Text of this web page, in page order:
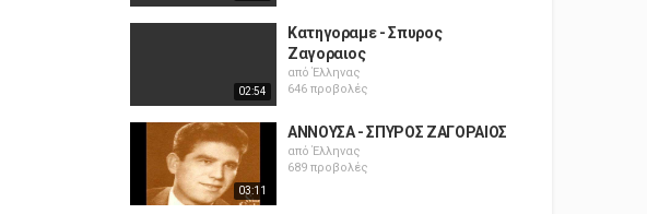
02:54
Κατηγοραμε - Σπυρος
Ζαγοραιος
απόΈλληνας
646 προβολές
03:11
ΑΝΝΟΥΣΑ - ΣΠΥΡΟΣ ΖΑΓΟΡΑΙΟΣ
απόΈλληνας
689 προβολές